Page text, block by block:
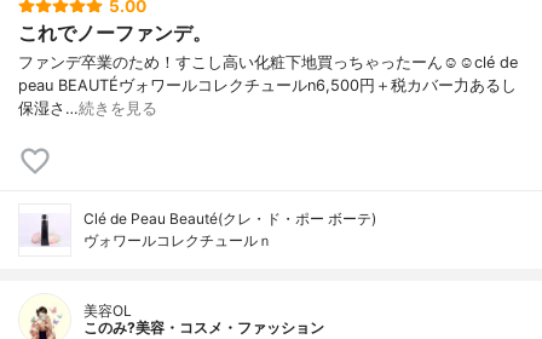
5.00
これでノーファンデ。
ファンデ卒業のため！すこし高い化粧下地買っちゃったーん☺️☺️clé de
peau BEAUTÉヴォワールコレクチュールn6,500円＋税カバー力あるし
保湿さ…続きを見る
Clé de Peau Beauté(クレ・ド・ポー ボーテ)
ヴォワールコレクチュールｎ
美容OL
このみ?美容・コスメ・ファッション